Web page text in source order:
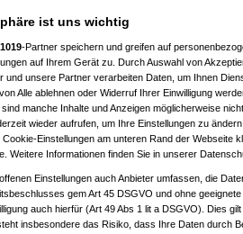
hab ihr bekommen.. (
hab ihr bekommen..
ETWAS hab ihr bekommen..
monster23
am
hab ihr bekommen..
female
am 23.12.2008,
hab ihr bekommen..( User6465am
hab ihr bekommen..(playazam 23.12.2008,
hab ihr bekommen..(Ardjanam 23.12.2008,
hab ihr bekommen..(monster23am
hab ihr bekommen..(User284am 23.12.2008,
ihr bekommen..(Diallam 23.12.2008, 09:01:20)
hab ihr bekommen.. (ddrobescham
hab ihr bekommen..
hab ihr bekommen..(Games2Gameam
ETWAS hab ihr bekommen..( ddrobescham
ETWAS hab ihr bekommen..
(q.e.d.am
ETWAS hab ihr bekommen..
am
ETWAS hab ihr bekommen.. (Games2Game
ist uns wichtig
1019-Partner speichern und greifen auf
auf Ihrem Gerät zu. Durch Auswahl von
und unsere Partner verarbeiten Daten, um Ihnen
Alle ablehnen oder Widerruf Ihrer Einwilligung
manche Inhalte und Anzeigen möglicherweise
wieder aufrufen, um Ihre Einstellungen zu
Einstellungen am unteren Rand der Webseite
Weitere Informationen finden Sie in unserer
Einstellungen auch Anbieter umfassen, die
gem Art 45 DSGVO und ohne
auch hierfür (Art 49 Abs 1 lit a DSGVO). Dies
insbesondere das Risiko, dass Ihre Daten durch